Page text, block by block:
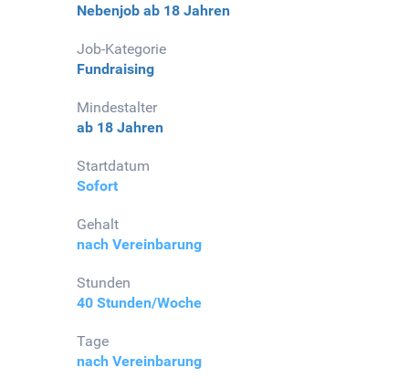
Nebenjob ab 18 Jahren
Job-Kategorie
Fundraising
Mindestalter
ab 18 Jahren
Startdatum
Sofort
Gehalt
nach Vereinbarung
Stunden
40 Stunden/Woche
Tage
nach Vereinbarung